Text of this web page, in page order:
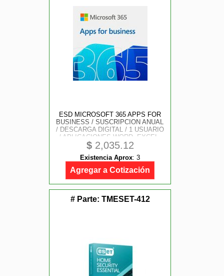
ESD MICROSOFT 365 APPS FOR
BUSINESS / SUSCRIPCION ANUAL
/ DESCARGA DIGITAL / 1 USUARIO
/ APLICACIONES WORD, EXCEL,
POWER POINT, OUTLOOK, ONE
NOTE, ONEDRIVE 1TB, ACCESS,
PUBLISHER
$2,035.12
Existencia Aprox: 3
Agregar a Cotización
# Parte: TMESET-412